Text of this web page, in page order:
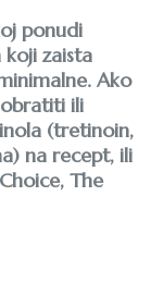
ponudi
zaista
Ako
ili
(tretinoin,
na recept, ili
The